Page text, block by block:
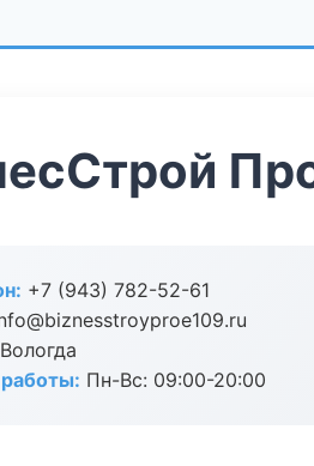
+7 (943) 782-52-61
Вологда
Пн-Вс: 09:00-20:00